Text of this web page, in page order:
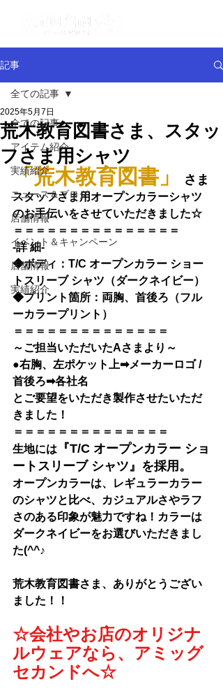
記事
全ての記事
アイテム紹介
実績紹介
ニュース＆ブログ
店舗情報
イベント＆キャンペーン
店舗情報
実績紹介
全ての記事
荒木教育図書さま、スタッ
フさま用シャツ
2025年5月7日
「荒木教育図書 」 さま
スタッフさま用オープンカラーシャツ
のお手伝いをさせていただきました☆
＝＝＝＝＝＝＝＝＝＝＝＝＝＝ ＝
-詳 細-
◆ボディ： T/C オープンカラー ショー
トスリーブ シャツ （ダークネイビー）
◆プリント箇所：両胸、首後ろ（フル
ーカラープリント）
＝＝＝＝＝＝＝＝＝＝＝＝＝＝
～ご担当いただいたAさまより～
●右胸、左ポケット上➡メーカーロゴ /
首後ろ➡各社名
とご要望をいただき製作させたいただ
きました！
＝＝＝＝＝＝＝＝＝＝＝＝＝＝
生地には
『T/C オープンカラー ショ
ートスリーブ シャツ』を採用。
オープンカラーは、レギュラーカラー
のシャツと比べ、カジュアルさやラフ
さのある印象が魅力ですね！ カラーは
ダークネイビーをお選びいただきまし
た(^^♪
荒木教育図書さま 、ありがとうござい
ました！！
☆会社やお店のオリジナ
ルウェアなら、アミッグ
セカンドへ☆